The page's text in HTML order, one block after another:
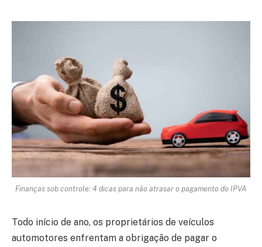
Finanças sob controle: 4 dicas para não atrasar o pagamento do IPVA
Todo início de ano, os proprietários de veículos
automotores enfrentam a obrigação de pagar o